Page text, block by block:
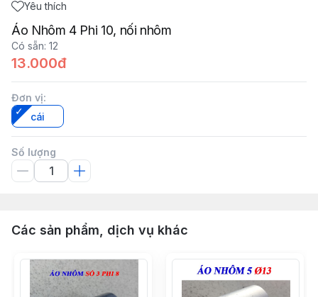
Yêu thích
Áo Nhôm 4 Phi 10, nối nhôm
Có sẵn: 12
13.000đ
Đơn vị:
cái
Số lượng
Các sản phẩm, dịch vụ khác